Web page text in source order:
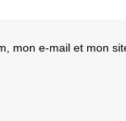
mon e-mail et mon